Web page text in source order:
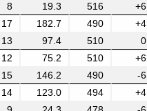
8 19.3 516 +6
17 182.7 490 +4
13 97.4 510 0
12 75.2 510 +6
15 146.2 490 -6
14 123.0 494 +4